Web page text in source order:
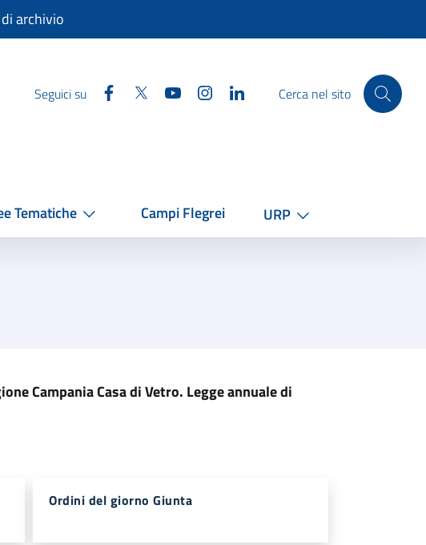
archivio
Seguici su Facebook
Twitter YouTube InstagramLinkedinCerca nel sito
Tematiche Campi Flegrei URP
Campania Casa di Vetro. Legge annuale di
Ordini del giorno Giunta